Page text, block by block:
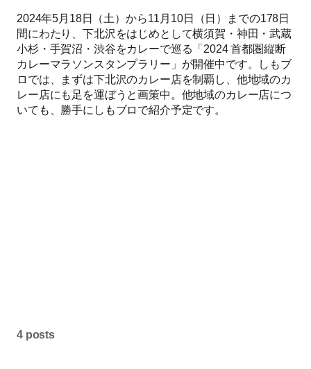
2024年5月18日（土）から11月10日（日）までの178日
間にわたり、下北沢をはじめとして横須賀・神田・武蔵
小杉・手賀沼・渋谷をカレーで巡る「2024 首都圏縦断
カレーマラソンスタンプラリー」が開催中です。しもブ
ロでは、まずは下北沢のカレー店を制覇し、他地域のカ
レー店にも足を運ぼうと画策中。他地域のカレー店につ
いても、勝手にしもブロで紹介予定です。
4 posts